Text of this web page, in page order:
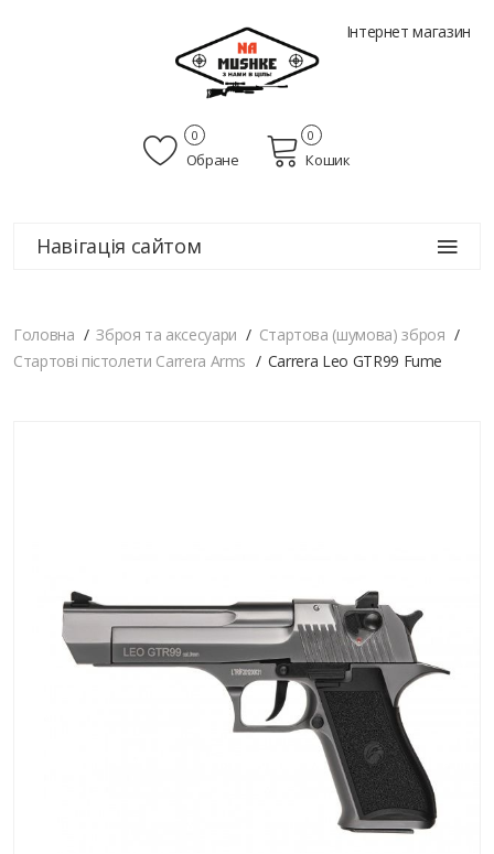
Інтернет магазин
Обране
0
Кошик
0
Навігація сайтом
Головна Зброя та аксесуари
Стартова (шумова) зброя
Стартові пістолети Carrera Arms
Carrera Leo GTR99 Fume